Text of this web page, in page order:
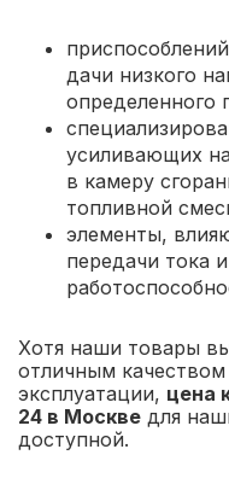
дачи низкого
определенного
усиливающих
в камеру
топливной
элементы,
передачи тока
Хотя наши товары
отличным
эксплуатации, цена
24 в Москве для
доступной.